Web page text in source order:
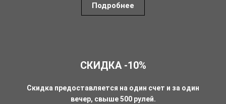
Подробнее
СКИДКА -10%
Скидка предоставляется на один счет и за один
вечер, свыше 500 рулей.